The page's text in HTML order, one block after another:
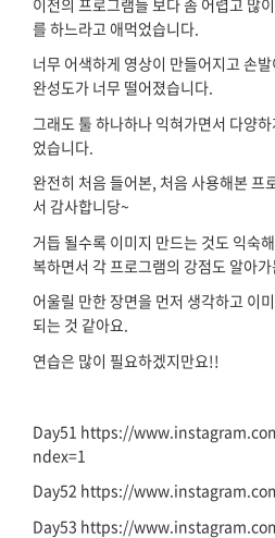
를 하느라고 애먹었습니다.
너무 어색하게 영상이 만들어지고 손
완성도가 너무 떨어졌습니다.
그래도 툴 하나하나 익혀가면서 다양
었습니다.
완전히 처음 들어본, 처음 사용해본 프
서 감사합니당~
거듭 될수록 이미지 만드는 것도 익숙
복하면서 각 프로그램의 강점도 알아가
어울릴 만한 장면을 먼저 생각하고 이
되는 것 같아요.
연습은 많이 필요하겠지만요!!
Day51 https://
ndex=1
Day52 https://
Day53 https://